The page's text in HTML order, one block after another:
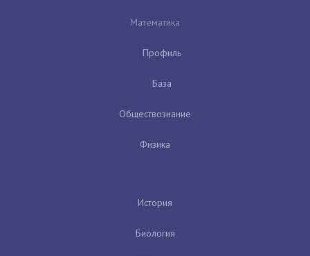
Математика
Профиль
База
Обществознание
Физика
История
Биология